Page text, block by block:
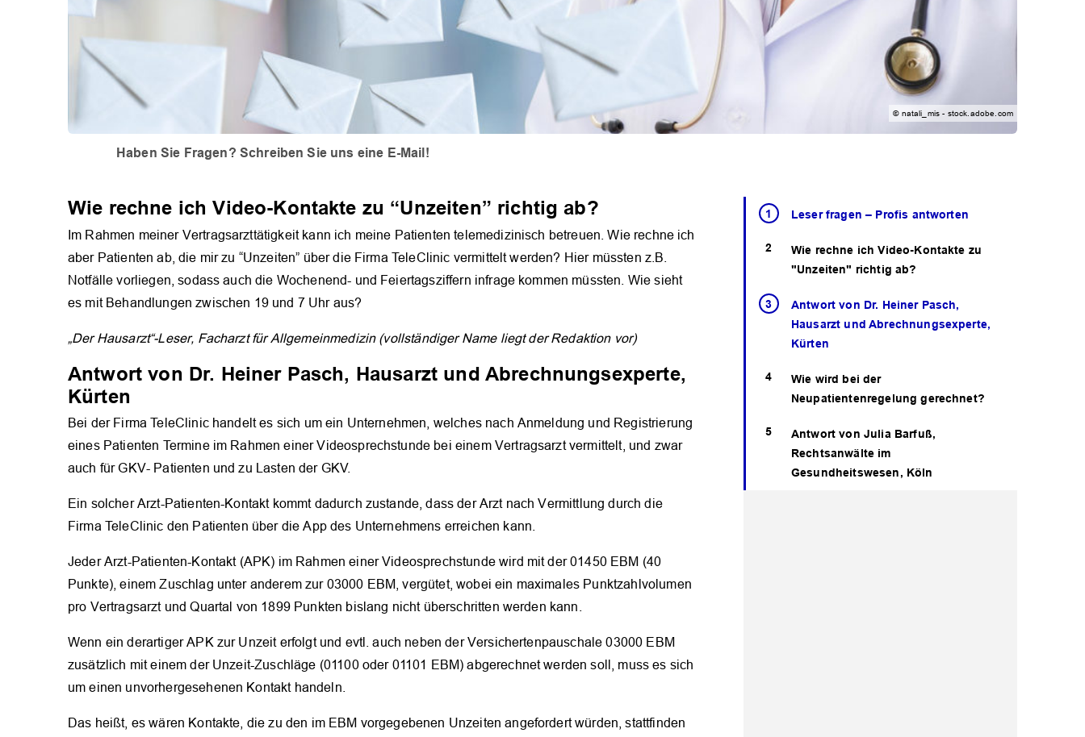
© natali_mis - stock.adobe.com
Haben Sie Fragen? Schreiben Sie uns eine E-Mail!
Leser fragen – Profis antworten
Wie rechne ich Video-Kontakte zu
"Unzeiten" richtig ab?
Antwort von Dr. Heiner Pasch,
Hausarzt und Abrechnungsexperte,
Kürten
Wie wird bei der
Neupatientenregelung gerechnet?
Antwort von Julia Barfuß,
Rechtsanwälte im
Gesundheitswesen, Köln
Wie rechne ich Video-Kontakte zu “Unzeiten” richtig ab?
Im Rahmen meiner Vertragsarzttätigkeit kann ich meine Patienten telemedizinisch betreuen. Wie rechne ich
aber Patienten ab, die mir zu “Unzeiten” über die Firma TeleClinic vermittelt werden? Hier müssten z.B.
Notfälle vorliegen, sodass auch die Wochenend- und Feiertagsziffern infrage kommen müssten. Wie sieht
es mit Behandlungen zwischen 19 und 7 Uhr aus?
„Der Hausarzt“-Leser, Facharzt für Allgemeinmedizin (vollständiger Name liegt der Redaktion vor)
Antwort von Dr. Heiner Pasch, Hausarzt und Abrechnungsexperte,
Kürten
Bei der Firma TeleClinic handelt es sich um ein Unternehmen, welches nach Anmeldung und Registrierung
eines Patienten Termine im Rahmen einer Videosprechstunde bei einem Vertragsarzt vermittelt, und zwar
auch für GKV- Patienten und zu Lasten der GKV.
Ein solcher Arzt-Patienten-Kontakt kommt dadurch zustande, dass der Arzt nach Vermittlung durch die
Firma TeleClinic den Patienten über die App des Unternehmens erreichen kann.
Jeder Arzt-Patienten-Kontakt (APK) im Rahmen einer Videosprechstunde wird mit der 01450 EBM (40
Punkte), einem Zuschlag unter anderem zur 03000 EBM, vergütet, wobei ein maximales Punktzahlvolumen
pro Vertragsarzt und Quartal von 1899 Punkten bislang nicht überschritten werden kann.
Wenn ein derartiger APK zur Unzeit erfolgt und evtl. auch neben der Versichertenpauschale 03000 EBM
zusätzlich mit einem der Unzeit-Zuschläge (01100 oder 01101 EBM) abgerechnet werden soll, muss es sich
um einen unvorhergesehenen Kontakt handeln.
Das heißt, es wären Kontakte, die zu den im EBM vorgegebenen Unzeiten angefordert würden, stattfinden